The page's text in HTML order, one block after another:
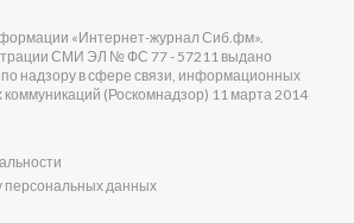
«Интернет-журнал Сиб.фм».
СМИ ЭЛ № ФС 77 - 57211 выдано
надзору в сфере связи, информационных
коммуникаций (Роскомнадзор) 11 марта 2014
персональных данных